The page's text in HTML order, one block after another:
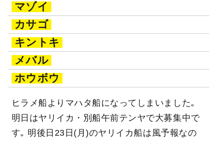
マゾイ
カサゴ
キントキ
メバル
ホウボウ
ヒラメ船よりマハタ船になってしまいました｡
明日はヤリイカ・別船午前テンヤで大募集中で
す｡ 明後日23日(月)のヤリイカ船は風予報なの